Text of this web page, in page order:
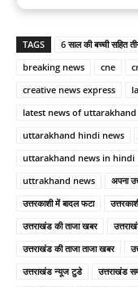
TAGS 6 साल की बच्ची सहित
breaking news
cne
creative news express
latest news of
uttarakhand hindi news
uttarakhand news in hindi
uttrakhand news
अपना
उत्तरकाशी में बादल फटा
उत्तराखंड की ताजा खबर
उत्तराखंड की ताजा ताजा खबर
उत्तराखंड न्यूज टुडे
उत्तराखंड